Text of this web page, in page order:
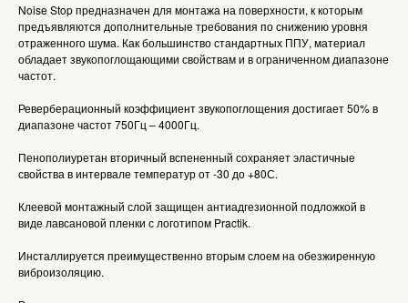
Noise Stop предназначен для монтажа на поверхности, к которым
предъявляются дополнительные требования по снижению уровня
отраженного шума. Как большинство стандартных ППУ, материал
обладает звукопоглощающими свойствам и в ограниченном диапазоне
частот.
Реверберационный коэффициент звукопоглощения достигает 50% в
диапазоне частот 750Гц – 4000Гц.
Пенополиуретан вторичный вспененный сохраняет эластичные
свойства в интервале температур от -30 до +80С.
Клеевой монтажный слой защищен антиадгезионной подложкой в
виде лавсановой пленки с логотипом Practik.
Инсталлируется преимущественно вторым слоем на обезжиренную
виброизоляцию.